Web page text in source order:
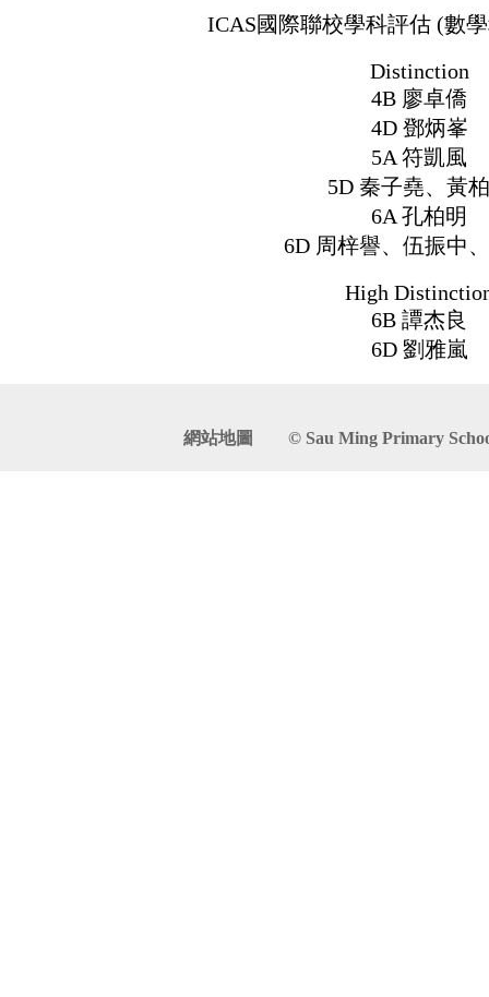
ICAS國際聯校學科評估 (數
Distinction
4B 廖卓僑
4D 鄧炳峯
5A 符凱風
5D 秦子堯、黃
6A 孔柏明
6D 周梓譽、伍振中
High
6B 譚杰良
6D 劉雅嵐
網站地圖 © Sau Ming Primary